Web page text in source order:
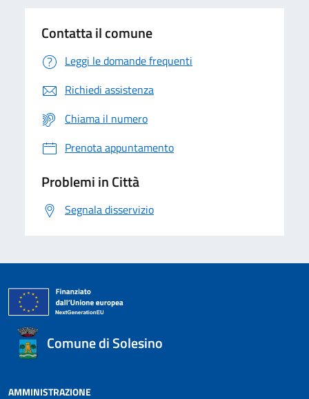
Contatta il comune
Leggi le domande frequenti
Richiedi assistenza
Chiama il numero
Prenota appuntamento
Problemi in Città
Segnala disservizio
Comune di Solesino
AMMINISTRAZIONE